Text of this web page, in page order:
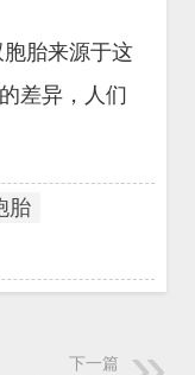
胎来源于这
差异，人们
胎
下一篇